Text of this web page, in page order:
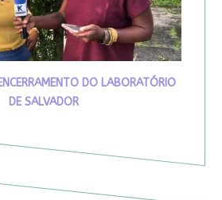
DO LABORATÓRIO
DE SALVADOR